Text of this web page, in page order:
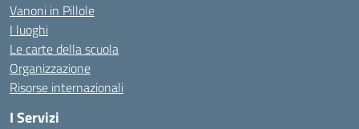
Vanoni in Pillole
I luoghi
Le carte della scuola
Organizzazione
Risorse internazionali
I Servizi